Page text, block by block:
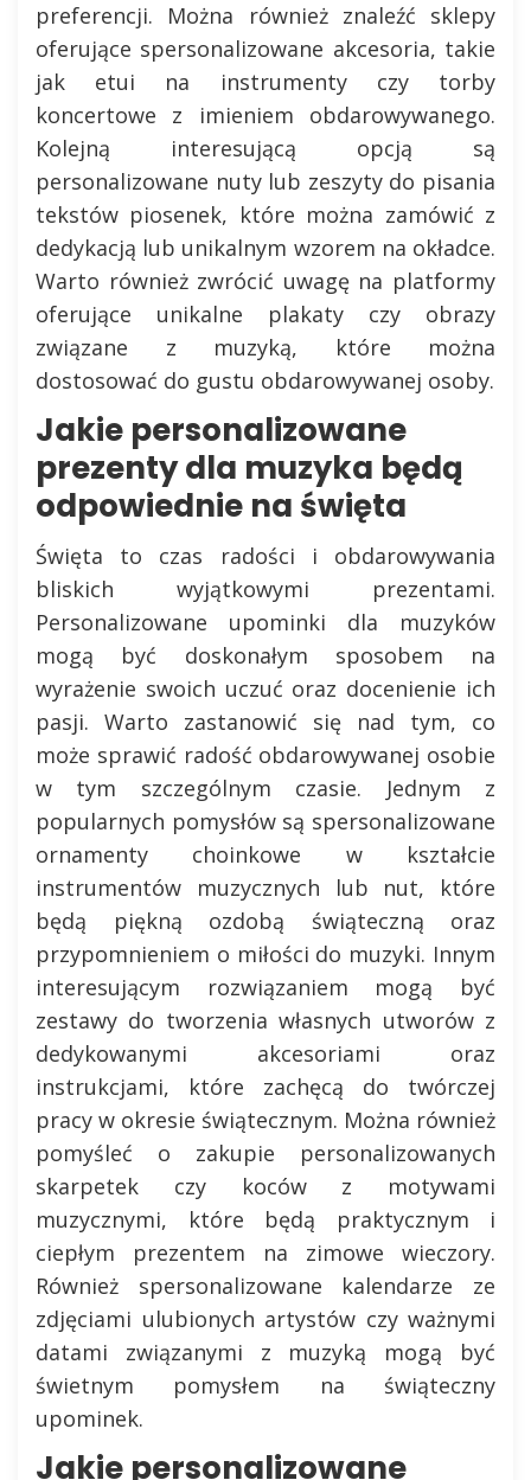
preferencji. Można również znaleźć sklepy
oferujące spersonalizowane akcesoria, takie
jak etui na instrumenty czy torby
koncertowe z imieniem obdarowywanego.
Kolejną interesującą opcją są
personalizowane nuty lub zeszyty do pisania
tekstów piosenek, które można zamówić z
dedykacją lub unikalnym wzorem na okładce.
Warto również zwrócić uwagę na platformy
oferujące unikalne plakaty czy obrazy
związane z muzyką, które można
dostosować do gustu obdarowywanej osoby.
Jakie personalizowane
prezenty dla muzyka będą
odpowiednie na święta
Święta to czas radości i obdarowywania
bliskich wyjątkowymi prezentami.
Personalizowane upominki dla muzyków
mogą być doskonałym sposobem na
wyrażenie swoich uczuć oraz docenienie ich
pasji. Warto zastanowić się nad tym, co
może sprawić radość obdarowywanej osobie
w tym szczególnym czasie. Jednym z
popularnych pomysłów są spersonalizowane
ornamenty choinkowe w kształcie
instrumentów muzycznych lub nut, które
będą piękną ozdobą świąteczną oraz
przypomnieniem o miłości do muzyki. Innym
interesującym rozwiązaniem mogą być
zestawy do tworzenia własnych utworów z
dedykowanymi akcesoriami oraz
instrukcjami, które zachęcą do twórczej
pracy w okresie świątecznym. Można również
pomyśleć o zakupie personalizowanych
skarpetek czy koców z motywami
muzycznymi, które będą praktycznym i
ciepłym prezentem na zimowe wieczory.
Również spersonalizowane kalendarze ze
zdjęciami ulubionych artystów czy ważnymi
datami związanymi z muzyką mogą być
świetnym pomysłem na świąteczny
upominek.
Jakie personalizowane